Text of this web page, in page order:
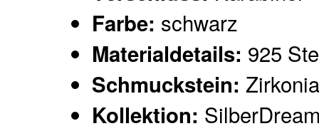
Farbe: schwarz
Materialdetails: 925
Schmuckstein:
Kollektion: